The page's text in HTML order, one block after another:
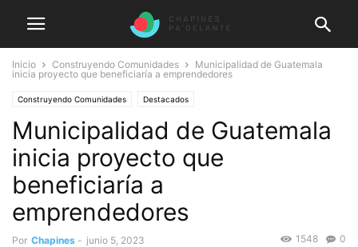
Inicio Construyendo Comunidades
Municipalidad de Guatemala
inicia proyecto que beneficiaría a emprendedores
Construyendo Comunidades Destacados
Municipalidad de Guatemala
inicia proyecto que
beneficiaría a
emprendedores
Por Chapines - junio 5, 2023 0
1548